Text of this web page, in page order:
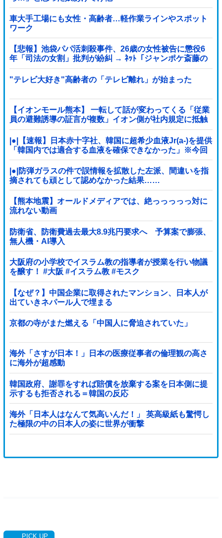
車大手工場にも女性・高齢者…軽作業ラインやスポット
ワーク
【悲報】池袋パパ活刺殺事件、26歳の女性被告に懲役6
年「司法の女割」批判が紛糾 → ﾈｯﾄ「ジャンポケ斎藤の
罪より軽くて草」ｗｗｗｗｗｗｗｗｗｗｗｗｗｗｗｗ
"テレビ大好き"高齢者の「テレビ離れ」が始まった
【イオンモール熊本】 一転して話が変わってくる「従業
員の避難誘導の証言が複数」イオン側が社内規定に抵触
していた疑い
|●|【速報】日本赤十字社、韓国に超希少血液Jr(a-)を提供
「韓国内では適合する血液を確保できなかった」※今回
で4回目
|●|防弾ガラスの件で誤情報を拡散した左派、間違いを指
摘されても頑として認めなかった結果……
【熊本地震】オールドメディアでは、絶っっっっっ対に
流れない動画
防衛省、防衛費過去最大8.9兆円要求へ 予算案で膨張、
無人機・AI導入
大阪府の小学校でイスラム教の指導者が授業を行い物議
を醸す！ #大阪 #イスラム教 #モスク
【なぜ？】中国企業に取得されたマンション、日本人が
出ていきネパール人で埋まる
京都の寺がまた燃える「中国人に脅迫されていた」
海外「さすが日本！」日本の医療従事者の倫理観の高さ
に海外が超感動
韓国政府、謝罪をすれば賠償を放棄する案を日本側に提
示するも拒否される＝韓国の反応
海外「日本人はなんて気高いんだ！」 英高級紙も驚愕し
た極限の中の日本人の姿に世界が衝撃